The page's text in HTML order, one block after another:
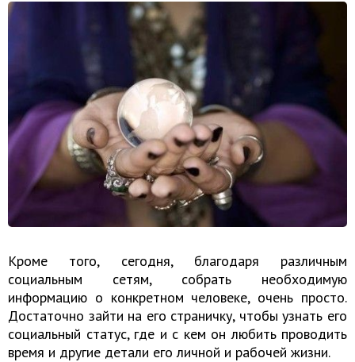
Кроме того, сегодня, благодаря различным
социальным сетям, собрать необходимую
информацию о конкретном человеке, очень просто.
Достаточно зайти на его страничку, чтобы узнать его
социальный статус, где и с кем он любить проводить
время и другие детали его личной и рабочей жизни.